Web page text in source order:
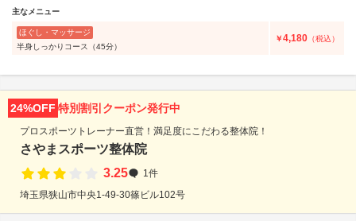
主なメニュー
ほぐし・マッサージ
半身しっかりコース（45分）
￥4,180 （税込）
24%OFF 特別割引クーポン発行中
プロスポーツトレーナー直営！満足度にこだわる整体院！
さやまスポーツ整体院
3.25
1件
埼玉県狭山市中央1-49-30篠ビル102号